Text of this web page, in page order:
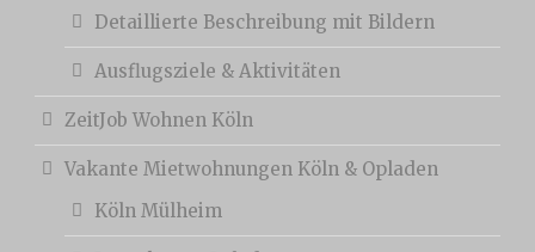
Detaillierte Beschreibung mit Bildern
Ausflugsziele & Aktivitäten
ZeitJob Wohnen Köln
Vakante Mietwohnungen Köln & Opladen
Köln Mülheim